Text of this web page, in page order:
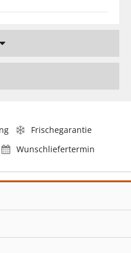
Frischegarantie
Wunschliefertermin